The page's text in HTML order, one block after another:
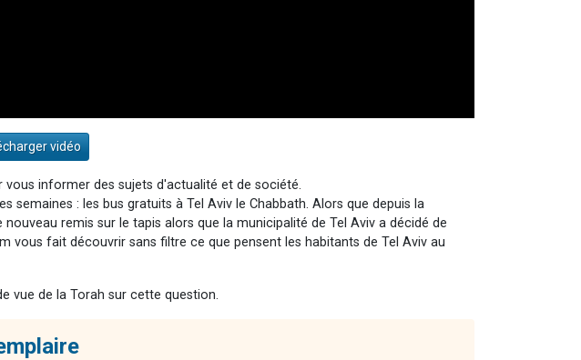
vidéo
informer des sujets d'actualité et de société.
: les bus gratuits à Tel Aviv le Chabbath. Alors que depuis la
remis sur le tapis alors que la municipalité de Tel Aviv a décidé de
vous fait découvrir sans filtre ce que pensent les habitants de Tel Aviv au
vue de la Torah sur cette question.